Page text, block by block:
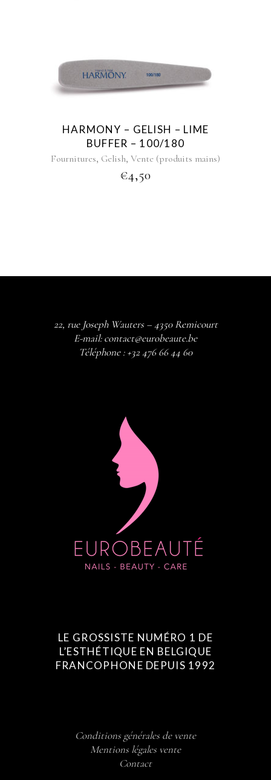
HARMONY – GELISH – LIME
BUFFER – 100/180
Fournitures, Gelish, Vente (produits mains)
€4,50
22, rue Joseph Wauters – 4350 Remicourt
E-mail:contact@eurobeaute.be
Téléphone :+32 476 66 44 60
LE GROSSISTE NUMÉRO 1 DE
L’ESTHÉTIQUE EN BELGIQUE
FRANCOPHONE DEPUIS 1992
Conditions générales de vente
Mentions légales vente
Contact